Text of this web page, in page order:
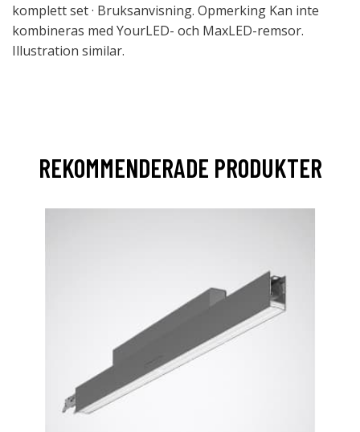
komplett set · Bruksanvisning. Opmerking Kan inte
kombineras med YourLED- och MaxLED-remsor.
Illustration similar.
REKOMMENDERADE PRODUKTER